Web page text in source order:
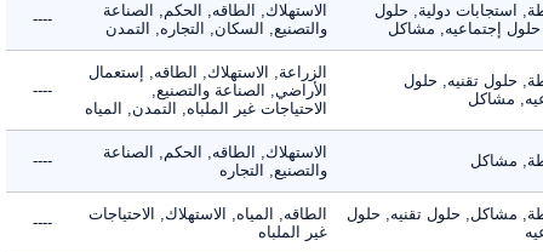
استجابات دولية, حلول
إجتماعيه, مشاكل
الاستهلاك, الطاقه, الحكم, الصناعة
والتصنيع, السكان, التجاره, التمدن
----
حلول تقنيه, حلول
مشاكل
الزراعة, الاستهلاك, الطاقه, إستعمال
الأراضي, الصناعة والتصنيع,
الاحتياجات غير الملباه, التمدن, المياه
----
مشاكل
الاستهلاك, الطاقه, الحكم, الصناعة
والتصنيع, التجاره
----
مشاكل, حلول تقنيه, حلول
الطاقه, المياه, الاستهلاك, الاحتياجات
غير الملباه
----